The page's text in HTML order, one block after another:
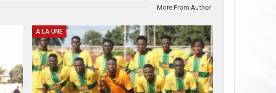
More From Author
A LA UNE